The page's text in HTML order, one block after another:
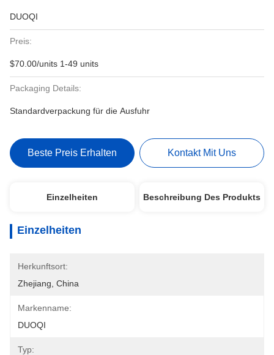
DUOQI
Preis:
$70.00/units 1-49 units
Packaging Details:
Standardverpackung für die Ausfuhr
Beste Preis Erhalten Kontakt Mit Uns
Einzelheiten Beschreibung Des Produkts
Einzelheiten
Herkunftsort:
Zhejiang, China
Markenname:
DUOQI
Typ: